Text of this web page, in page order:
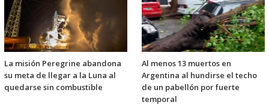
La misión Peregrine abandona
su meta de llegar a la Luna al
quedarse sin combustible
Al menos 13 muertos en
Argentina al hundirse el techo
de un pabellón por fuerte
temporal